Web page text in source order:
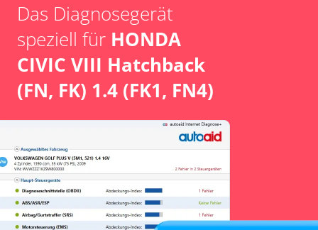
Das Diagnosegerät
speziell für HONDA
CIVIC VIII Hatchback
(FN, FK) 1.4 (FK1, FN4)